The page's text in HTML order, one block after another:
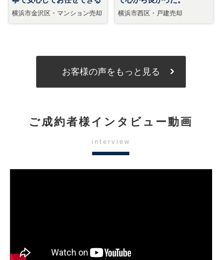
お客様の声をもっと見る
ご成約者様インタビュー動画
interview